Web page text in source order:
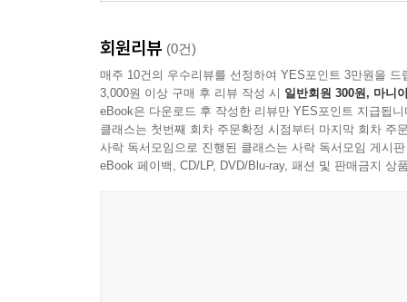
회원리뷰 (0건)
매주 10건의 우수리뷰를 선정하여 YES포인트 3만원을 드
3,000원 이상 구매 후 리뷰 작성 시 일반회원 300원, 마니
eBook은 다운로드 후 작성한 리뷰만 YES포인트 지급됩니
클래스는 첫번째 회차 주문확정 시점부터 마지막 회차 주
사락 독서모임으로 진행된 클래스는 사락 독서모임 게시
eBook 페이백, CD/LP, DVD/Blu-ray, 패션 및 판매금지 상